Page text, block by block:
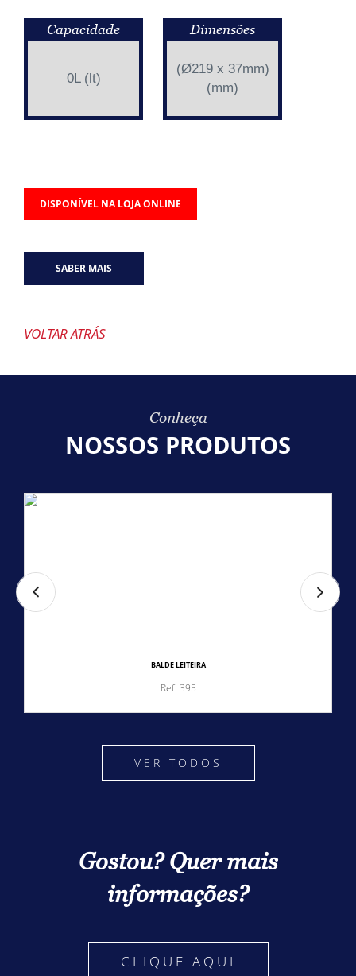
Capacidade
0L (lt)
Dimensões
(Ø219 x 37mm)
(mm)
DISPONÍVEL NA LOJA ONLINE
SABER MAIS
VOLTAR ATRÁS
Conheça
NOSSOS PRODUTOS
BALDE LEITEIRA
Ref: 395
VER TODOS
Gostou? Quer mais
informações?
CLIQUE AQUI